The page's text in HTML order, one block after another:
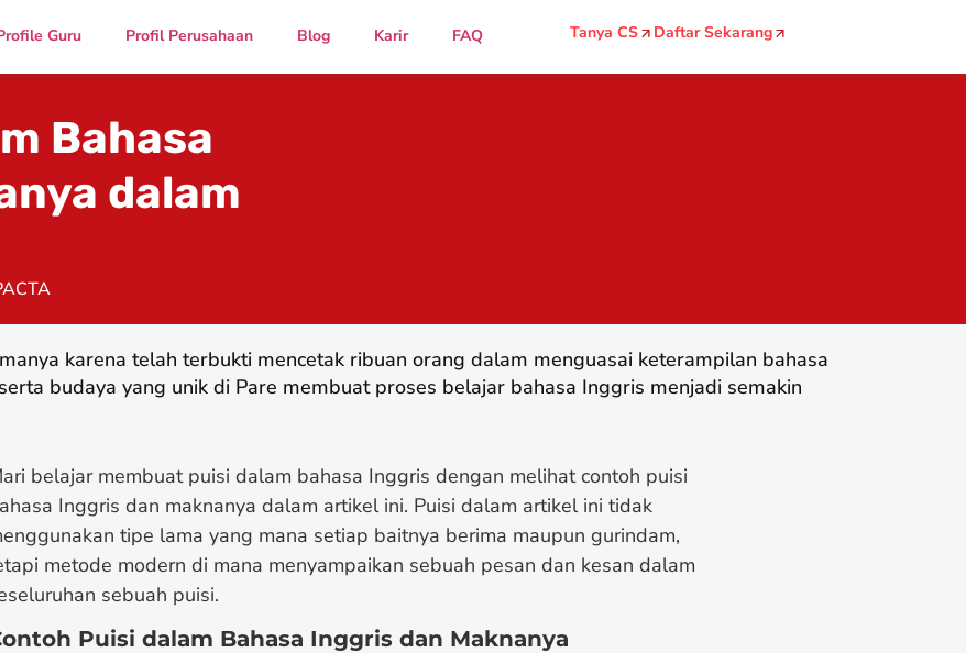
Guru Profil Perusahaan Blog Karir FAQ Tanya CS Daftar Sekarang
Bahasa
dalam
karena telah terbukti mencetak ribuan orang dalam menguasai keterampilan bahasa
budaya yang unik di Pare membuat proses belajar bahasa Inggris menjadi semakin
belajar membuat puisi dalam bahasa Inggris dengan melihat contoh puisi
Inggris dan maknanya dalam artikel ini. Puisi dalam artikel ini tidak
tipe lama yang mana setiap baitnya berima maupun gurindam,
metode modern di mana menyampaikan sebuah pesan dan kesan dalam
sebuah puisi.
Puisi dalam Bahasa Inggris dan Maknanya